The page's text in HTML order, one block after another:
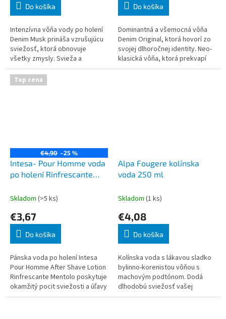
Do košíka
Intenzívna vôňa vody po holení
Denim Musk prináša vzrušujúcu
sviežosť, ktorá obnovuje
všetky zmysly. Svieža a
povzbudzujúca mužská
sviežosť, Denim Musk je
zmesou stredomorských
Do košíka
Dominantná a všemocná vôňa
Denim Original, ktorá hovorí zo
svojej dlhoročnej identity. Neo-
klasická vôňa, ktorá prekvapí
svojou intenzitou. Denim
Top cena
€4,90 –25 %
Intesa- Pour Homme voda
po holení Rinfrescante
Skladom (>5 ks)
€3,67
Do košíka
Pánska voda po holení Intesa
Pour Homme After Shave Lotion
Rinfrescante Mentolo poskytuje
okamžitý pocit sviežosti a úľavy
po holení. Obohatený o mentol,
Alpa Fougere kolínska
voda 250 ml
Skladom (1 ks)
€4,08
Do košíka
Kolínska voda s lákavou sladko
bylinno-korenistou vôňou s
machovým podtónom. Dodá
dlhodobú sviežosť vašej
pokožke a navodzuje sviatočný